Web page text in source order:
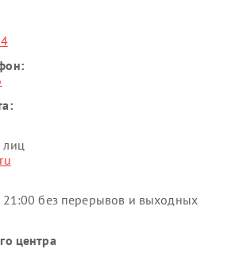
лиц
без перерывов и выходных
центра